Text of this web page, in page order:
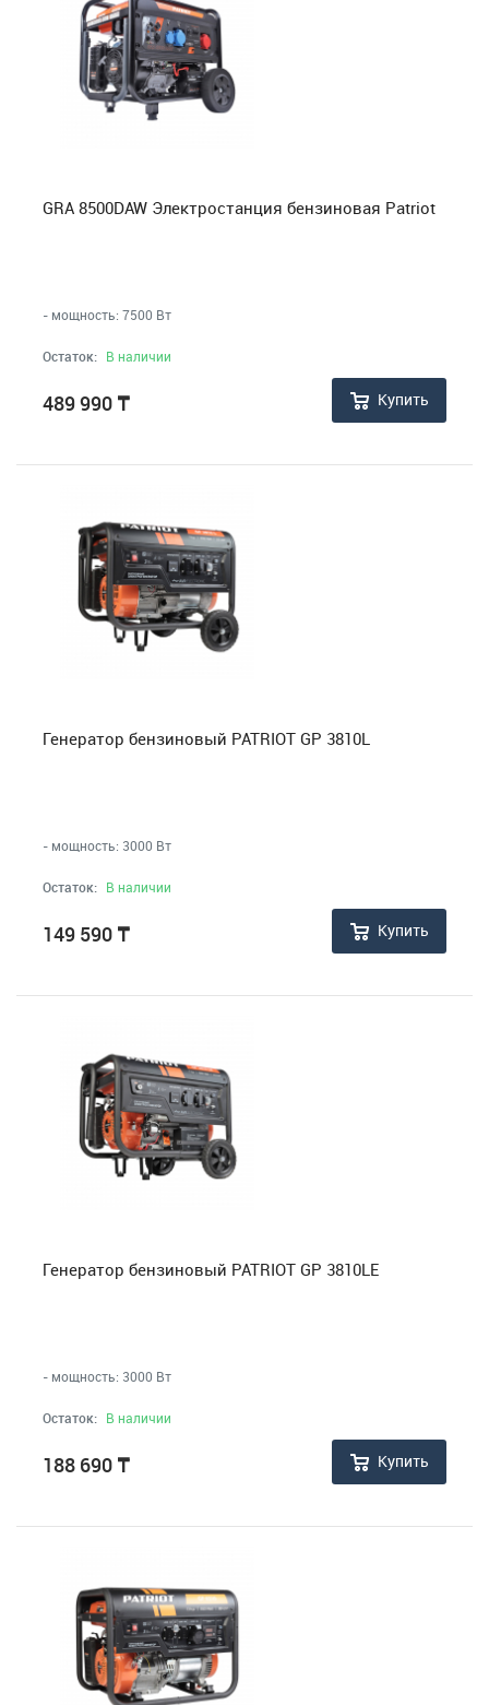
Бензогенераторы
Батуты
Маски и очки для сварки
Строительные лестницы и стремянки
Установки для алмазного бурения
Электро и бензопилы
Противомоскитные сетки
GRA 8500DAW Электростанция бензиновая Patriot
- мощность: 7500 Вт
Остаток: В наличии
489 990 ₸ Купить
Генератор бензиновый PATRIOT GP 3810L
- мощность: 3000 Вт
Остаток: В наличии
149 590 ₸ Купить
Генератор бензиновый PATRIOT GP 3810LE
- мощность: 3000 Вт
Остаток: В наличии
188 690 ₸ Купить